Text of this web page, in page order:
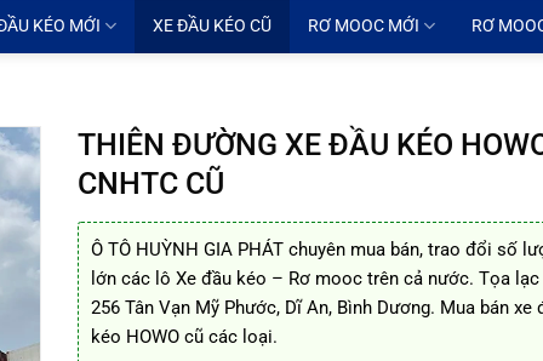
KÉO MỚI XE ĐẦU KÉO CŨ RƠ MOOC MỚI RƠ
THIÊN ĐƯỜNG XE ĐẦU KÉO
CNHTC CŨ
Ô TÔ HUỲNH GIA PHÁT chuyên mua bán, trao đổi số
lớn các lô Xe đầu kéo – Rơ mooc trên cả nước. Tọa
256 Tân Vạn Mỹ Phước, Dĩ An, Bình Dương. Mua bán xe
kéo HOWO cũ các loại.